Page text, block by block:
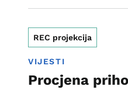
REC projekcija
VIJESTI
Procjena